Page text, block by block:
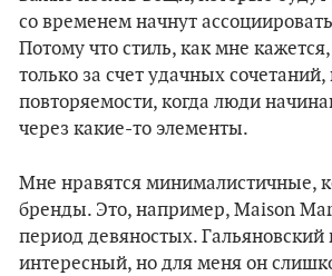
со временем начнут
Потому что стиль, как мне
только за счет удачных сочетаний,
повторяемости, когда люди
через какие-то элементы.
Мне нравятся минималистичные,
бренды. Это, например, Maison
период девяностых. Гальяновский
интересный, но для меня он